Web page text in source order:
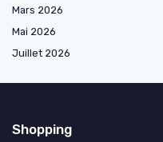
Mars 2026
Mai 2026
Juillet 2026
Shopping